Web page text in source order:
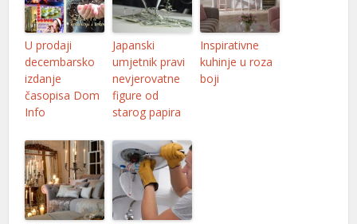
cocaine
escort
giriş
giriş
U prodaji
decembarsko
izdanje
časopisa Dom
Info
Japanski
umjetnik pravi
nevjerovatne
figure od
starog papira
Inspirativne
kuhinje u roza
boji